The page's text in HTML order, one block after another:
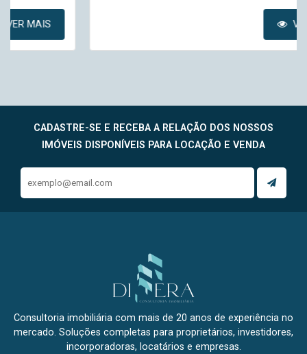
CADASTRE-SE E RECEBA A RELAÇÃO DOS NOSSOS
IMÓVEIS DISPONÍVEIS PARA LOCAÇÃO E VENDA
Consultoria imobiliária com mais de 20 anos de experiência no
mercado. Soluções completas para proprietários, investidores,
incorporadoras, locatários e empresas.